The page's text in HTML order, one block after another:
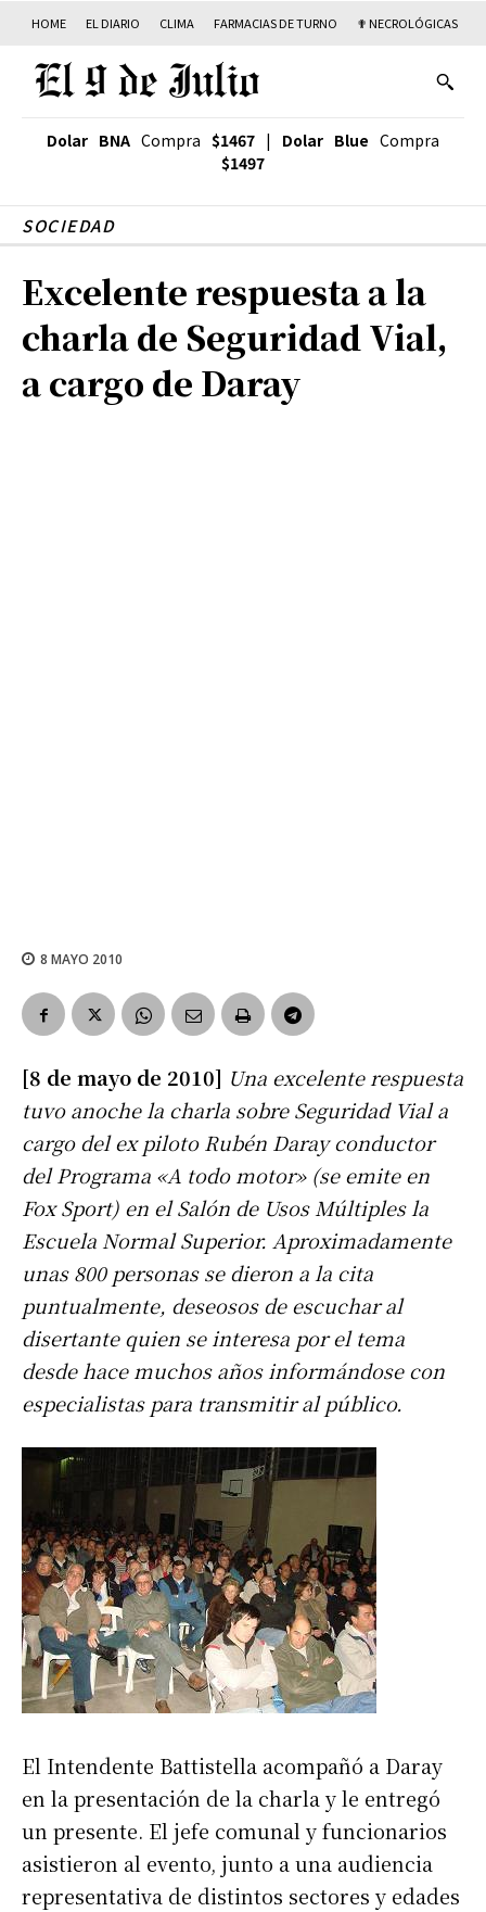
HOME EL DIARIO CLIMA FARMACIAS DE TURNO ✟ NECROLÓGICAS
Dolar BNA Compra $1467 | Dolar Blue Compra
$1497
SOCIEDAD
Excelente respuesta a la
charla de Seguridad Vial,
a cargo de Daray
8 MAYO 2010
[8 de mayo de 2010] Una excelente respuesta
tuvo anoche la charla sobre Seguridad Vial a
cargo del ex piloto Rubén Daray conductor
del Programa «A todo motor» (se emite en
Fox Sport) en el Salón de Usos Múltiples la
Escuela Normal Superior. Aproximadamente
unas 800 personas se dieron a la cita
puntualmente, deseosos de escuchar al
disertante quien se interesa por el tema
desde hace muchos años informándose con
especialistas para transmitir al público.
El Intendente Battistella acompañó a Daray
en la presentación de la charla y le entregó
un presente. El jefe comunal y funcionarios
asistieron al evento, junto a una audiencia
representativa de distintos sectores y edades